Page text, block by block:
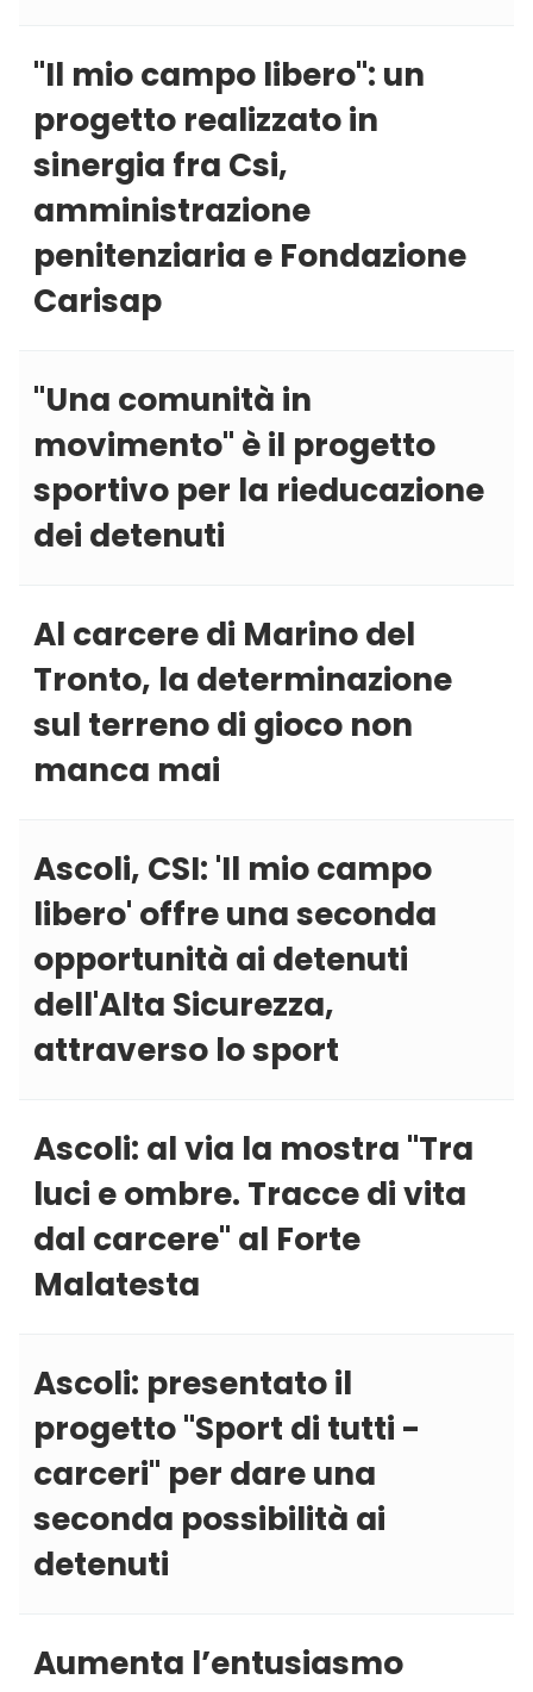
''Il mio campo libero'': un
progetto realizzato in
sinergia fra Csi,
amministrazione
penitenziaria e Fondazione
Carisap
''Una comunità in
movimento'' è il progetto
sportivo per la rieducazione
dei detenuti
Al carcere di Marino del
Tronto, la determinazione
sul terreno di gioco non
manca mai
Ascoli, CSI: 'Il mio campo
libero' offre una seconda
opportunità ai detenuti
dell'Alta Sicurezza,
attraverso lo sport
Ascoli: al via la mostra ''Tra
luci e ombre. Tracce di vita
dal carcere'' al Forte
Malatesta
Ascoli: presentato il
progetto ''Sport di tutti -
carceri'' per dare una
seconda possibilità ai
detenuti
Aumenta l’entusiasmo